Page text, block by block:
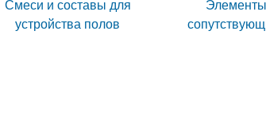
Смеси и составы для
устройства полов